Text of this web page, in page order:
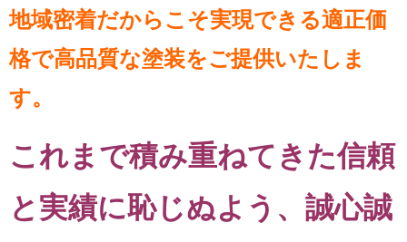
地域密着だからこそ実現できる適正価
格で高品質な塗装をご提供いたしま
す。
これまで積み重ねてきた信頼
と実績に恥じぬよう、誠心誠